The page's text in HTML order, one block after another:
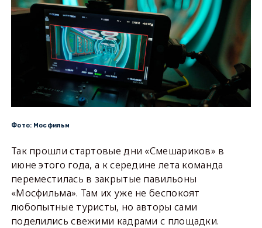
Фото: Мосфильм
Так прошли стартовые дни «Смешариков» в
июне этого года, а к середине лета команда
переместилась в закрытые павильоны
«Мосфильма». Там их уже не беспокоят
любопытные туристы, но авторы сами
поделились свежими кадрами с площадки.